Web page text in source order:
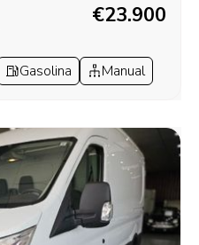
€23.900
Gasolina Manual